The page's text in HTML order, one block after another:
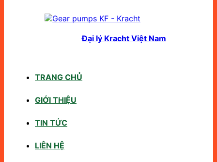
Đại lý Kracht Việt Nam
TRANG CHỦ
GIỚI THIỆU
TIN TỨC
LIÊN HỆ